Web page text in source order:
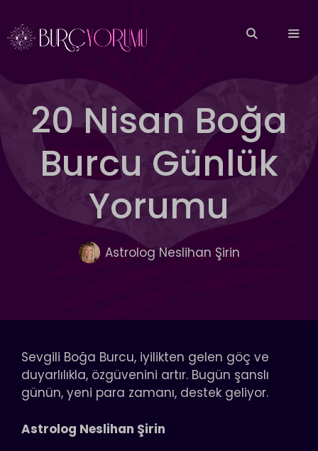
atla
20 Nisan Boğa
Burcu Günlük
Yorumu
Astrolog Neslihan Şirin
Sevgili Boğa Burcu, iyilikten gelen göç ve
duyarlılıkla, özgüvenini artır. Bugün şanslı
günün, yeni para zamanı, destek geliyor.
Astrolog Neslihan Şirin